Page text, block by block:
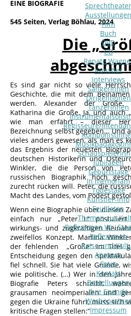
Sprechtheater
Ausstellungen
Film
Buch
DVD
CD
Renate
Künstler
Interviews
SängerInnen
DirigentInnen
TänzerInnen
Regisseure/
Jubilaeen
Geburtstage
In memoriam
Todestage
Künstler-Info
Feuilleton
Themen zur
Reflexionen Wr.
Reflexionen
Reise und
Apropos
Fotos
Kontakt
Bestellungen
Ihre Spende
Werbepartner
Impressum
EINE BIOGRAFIE
545 Seiten, Verlag Böhlau, 2024
Die
Es sind gar nicht so viele
Geschichte, die mit dem
werden. Alexander der Große.
Katharina die Große. Ja, und auch
wie man erfährt – dieser
Bezeichnung selbst gegeben… Und
vieles anders gewesen, als man es
das Ergebnis der neuesten
deutschen Historikerin und
Winkler, die die Person von
russischen Biographik hoch
zurecht rücken will. Peter, die
Macht des Landes, vom Podest
Wenn eine Biographie über diesen
einfach nur „Peter I.“
wirkungs- und zugkräftigen
zweifellos Konzept. Martina
der fehlenden „Größe“ im Titel
Entscheidung gegen den
fiel schnell. Sie hat viele Gründe,
wie politische. (…) Wer in den
Biografie Peters schreibt,
grausamen neoimperialen und
gegen die Ukraine führt, muss sich
kritische Fragen stellen:“